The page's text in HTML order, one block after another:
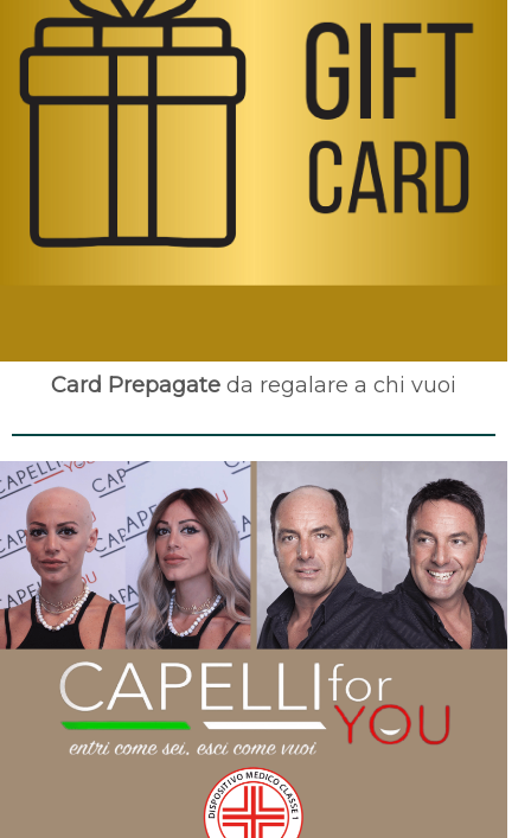
Card Prepagate da regalare a chi vuoi